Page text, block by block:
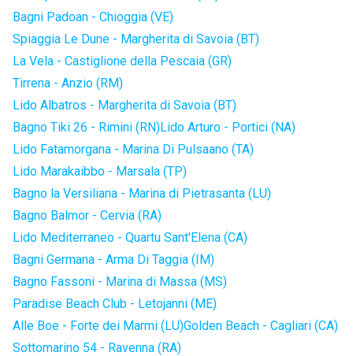
Bagni Padoan - Chioggia (VE)
Spiaggia Le Dune - Margherita di Savoia (BT)
La Vela - Castiglione della Pescaia (GR)
Tirrena - Anzio (RM)
Lido Albatros - Margherita di Savoia (BT)
Bagno Tiki 26 - Rimini (RN)Lido Arturo - Portici (NA)
Lido Fatamorgana - Marina Di Pulsaano (TA)
Lido Marakaibbo - Marsala (TP)
Bagno la Versiliana - Marina di Pietrasanta (LU)
Bagno Balmor - Cervia (RA)
Lido Mediterraneo - Quartu Sant'Elena (CA)
Bagni Germana - Arma Di Taggia (IM)
Bagno Fassoni - Marina di Massa (MS)
Paradise Beach Club - Letojanni (ME)
Alle Boe - Forte dei Marmi (LU)Golden Beach - Cagliari (CA)
Sottomarino 54 - Ravenna (RA)